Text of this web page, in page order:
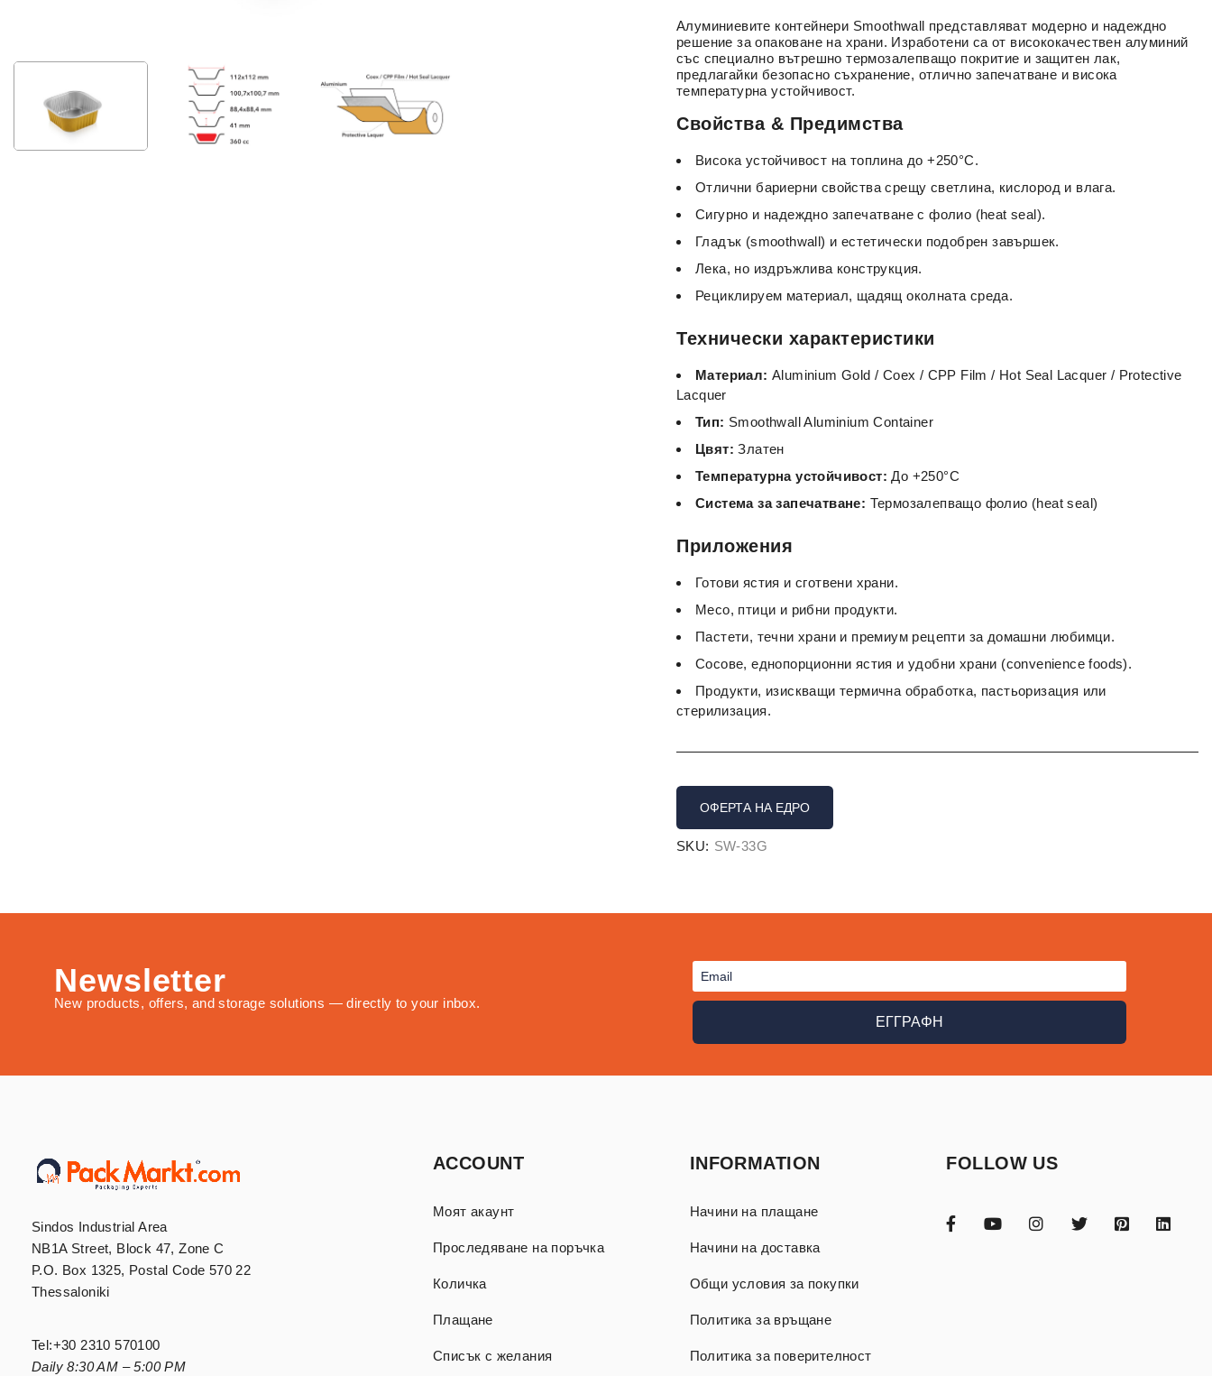
Алуминиевите контейнери Smoothwall представляват модерно и надеждно
решение за опаковане на храни. Изработени са от висококачествен алуминий
със специално вътрешно термозалепващо покритие и защитен лак,
предлагайки безопасно съхранение, отлично запечатване и висока
температурна устойчивост.
Свойства & Предимства
Висока устойчивост на топлина до +250°C.
Отлични бариерни свойства срещу светлина, кислород и влага.
Сигурно и надеждно запечатване с фолио (heat seal).
Гладък (smoothwall) и естетически подобрен завършек.
Лека, но издръжлива конструкция.
Рециклируем материал, щадящ околната среда.
Технически характеристики
Материал: Aluminium Gold / Coex / CPP Film / Hot Seal Lacquer / Protective
Lacquer
Тип: Smoothwall Aluminium Container
Цвят: Златен
Температурна устойчивост: До +250°C
Система за запечатване: Термозалепващо фолио (heat seal)
Приложения
Готови ястия и сготвени храни.
Месо, птици и рибни продукти.
Пастети, течни храни и премиум рецепти за домашни любимци.
Сосове, еднопорционни ястия и удобни храни (convenience foods).
Продукти, изискващи термична обработка, пастьоризация или
стерилизация.
ОФЕРТА НА ЕДРО
SKU: SW-33G
Newsletter
New products, offers, and storage solutions — directly to your inbox.
ΕΓΓΡΑΦΗ
Sindos Industrial Area
NB1A Street, Block 47, Zone C
P.O. Box 1325, Postal Code 570 22
Thessaloniki
Tel:+30 2310 570100
Daily 8:30 AM – 5:00 PM
ACCOUNT
Моят акаунт
Проследяване на поръчка
Количка
Плащане
Списък с желания
INFORMATION
Начини на плащане
Начини на доставка
Общи условия за покупки
Политика за връщане
Политика за поверителност
FOLLOW US